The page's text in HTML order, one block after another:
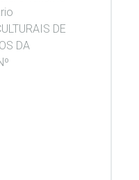
DE
DA